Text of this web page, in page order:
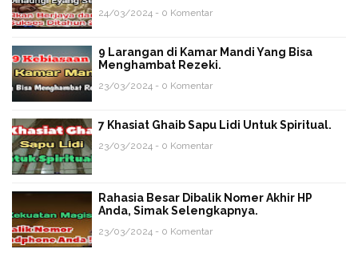
24/03/2024 - 0 Komentar
9 Larangan di Kamar Mandi Yang Bisa
Menghambat Rezeki.
23/03/2024 - 0 Komentar
7 Khasiat Ghaib Sapu Lidi Untuk Spiritual.
23/03/2024 - 0 Komentar
Rahasia Besar Dibalik Nomer Akhir HP
Anda, Simak Selengkapnya.
23/03/2024 - 0 Komentar